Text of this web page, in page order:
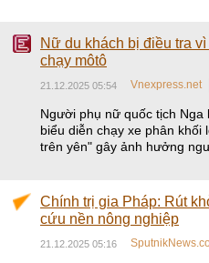
Nữ du khách bị điều tra
chạy môtô
21.12.2025 05:54 Vnexpress.net
Người phụ nữ quốc tịch Nga
biểu diễn chạy xe phân
trên yên" gây ảnh hưởng
Chính trị gia Pháp: Rút
cứu nền nông nghiệp
21.12.2025 05:16